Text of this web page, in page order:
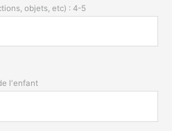
objets, etc) : 4-5
l'enfant